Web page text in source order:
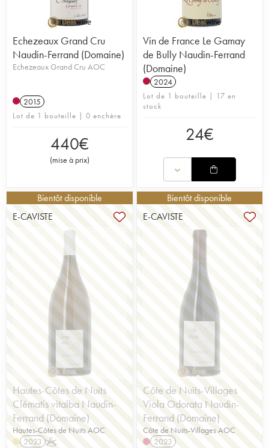
Echezeaux Grand Cru
Naudin-Ferrand (Domaine)
Echezeaux Grand Cru AOC
2015
Lot de 1 bouteille | 0 enchère
440€
(mise à prix)
Vin de France Le Gamay
de Bully Naudin-Ferrand
(Domaine)
2024
Lot de 1 bouteille | 17 en
stock
24€
Bientôt disponible
E-CAVISTE
Hautes-Côtes de Nuits
Clématis vitalba Naudin-
Ferrand (Domaine)
Hautes-Côtes de Nuits AOC
2023 K
Bientôt disponible
E-CAVISTE
Côte de Nuits-Villages
Viola Odorata Naudin-
Ferrand (Domaine)
Côte de Nuits-Villages AOC
2023